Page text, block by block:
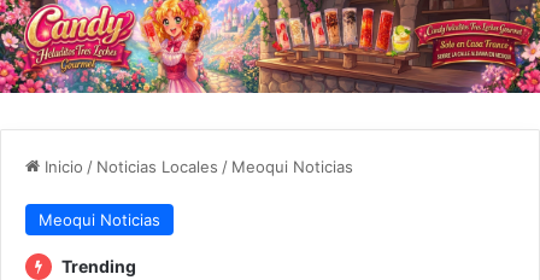
Inicio / Noticias Locales / Meoqui Noticias
Meoqui Noticias
Trending